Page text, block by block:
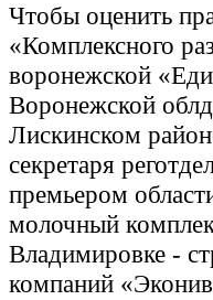
Чтобы оценить
«Комплексного
воронежской
Воронежской
Лискинском
секретаря
премьером
молочный
Владимировке -
компаний